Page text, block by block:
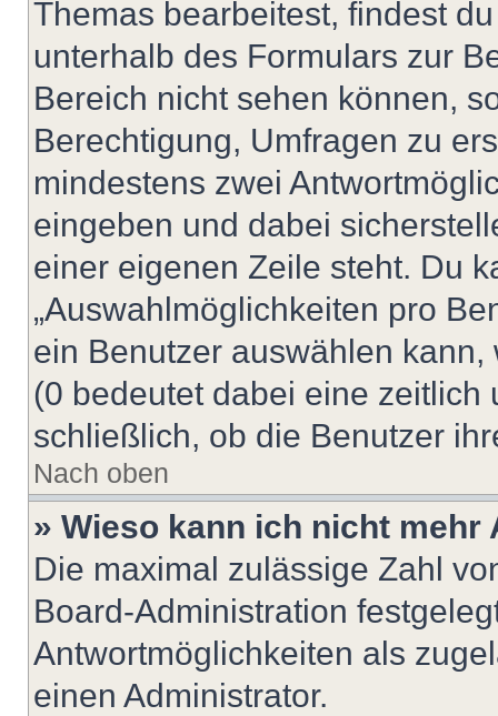
Themas bearbeitest, findest
unterhalb des Formulars zur
Bereich nicht sehen können,
Berechtigung, Umfragen zu
mindestens zwei
eingeben und dabei
einer eigenen Zeile steht. Du
„Auswahlmöglichkeiten pro
ein Benutzer auswählen
(0 bedeutet dabei eine zeitlich
schließlich, ob die Benutzer
Nach oben
» Wieso kann ich nicht
Die maximal zulässige Zahl
Board-Administration
Antwortmöglichkeiten als
einen Administrator.